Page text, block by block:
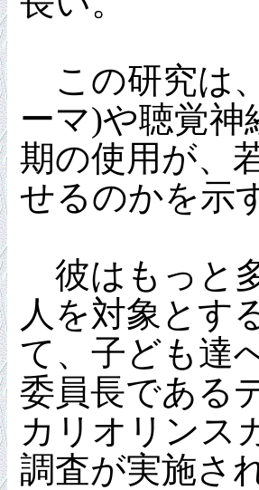
この研究は
ーマ)や聴覚
期の使用が、
せるのかを示
彼はもっと
人を対象とす
て、子ども達
委員長である
カリオリンス
調査が実施さ